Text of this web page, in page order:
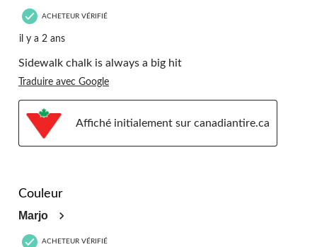
ACHETEUR VÉRIFIÉ
il y a 2 ans
Sidewalk chalk is always a big hit
Traduire avec Google
Affiché initialement sur canadiantire.ca
Couleur
Marjo
ACHETEUR VÉRIFIÉ